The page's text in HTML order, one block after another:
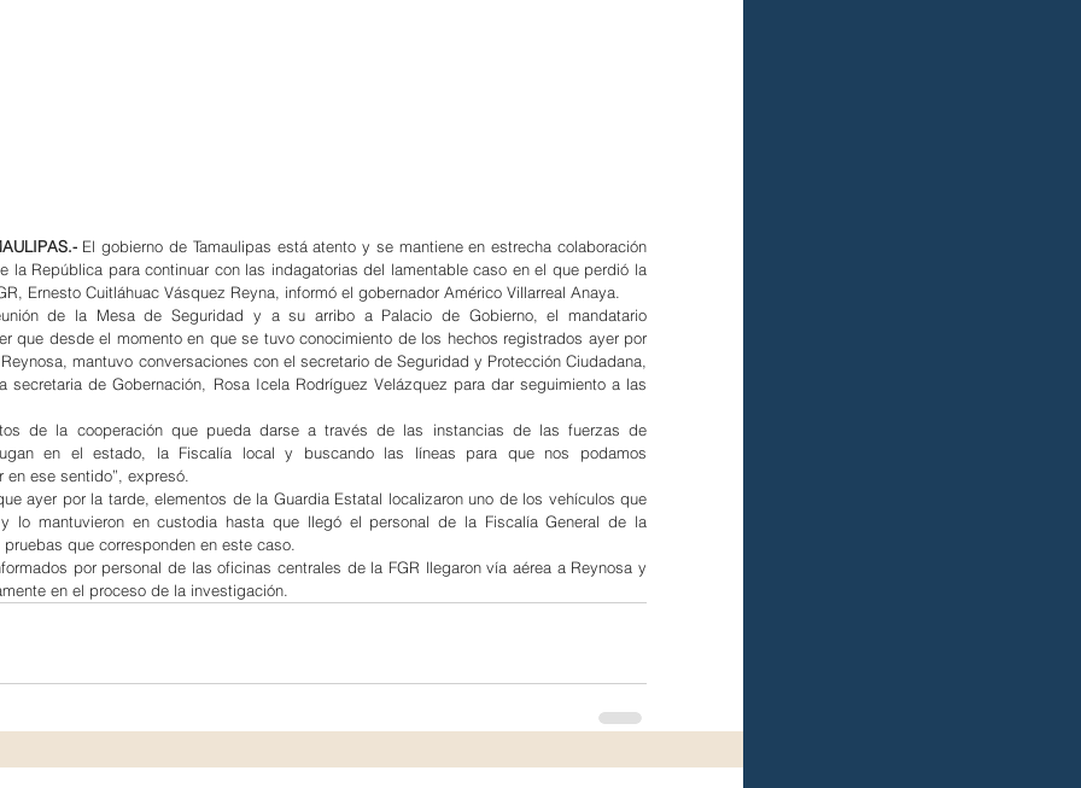
El gobierno de Tamaulipas está atento y se mantiene en estrecha colaboración
la República para continuar con las indagatorias del lamentable caso en el que perdió la
Ernesto Cuitláhuac Vásquez Reyna, informó el gobernador Américo Villarreal Anaya.
de la Mesa de Seguridad y a su arribo a Palacio de Gobierno, el mandatario
que desde el momento en que se tuvo conocimiento de los hechos registrados ayer por
mantuvo conversaciones con el secretario de Seguridad y Protección Ciudadana,
secretaria de Gobernación, Rosa Icela Rodríguez Velázquez para dar seguimiento a las
de la cooperación que pueda darse a través de las instancias de las fuerzas de
en el estado, la Fiscalía local y buscando las líneas para que nos podamos
ese sentido”, expresó.
ayer por la tarde, elementos de la Guardia Estatal localizaron uno de los vehículos que
lo mantuvieron en custodia hasta que llegó el personal de la Fiscalía General de la
que corresponden en este caso.
por personal de las oficinas centrales de la FGR llegaron vía aérea a Reynosa y
en el proceso de la investigación.